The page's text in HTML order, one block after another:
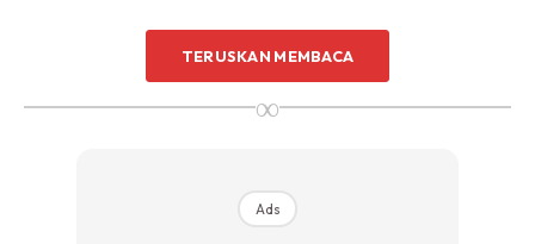
TERUSKAN MEMBACA
∞
Ads